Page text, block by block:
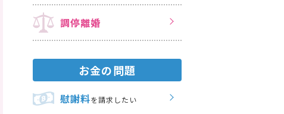
調停離婚
お金の問題
慰謝料を請求したい